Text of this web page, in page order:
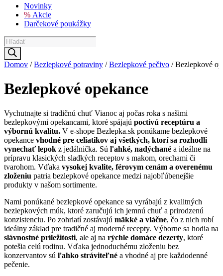
Novinky
% Akcie
Darčekové poukážky
Products
search
Domov /Bezlepkové potraviny /Bezlepkové pečivo / Bezlepkové
Bezlepkové opekance
Vychutnajte si tradičnú chuť Vianoc aj počas roka s našimi
bezlepkovými opekancami, ktoré spájajú poctivú receptúru a
výbornú kvalitu. V e-shope Bezlepka.sk ponúkame bezlepkové
opekance vhodné pre celiatikov aj všetkých, ktorí sa rozhodli
vynechať lepok z jedálnička. Sú ľahké, nadýchané a ideálne na
prípravu klasických sladkých receptov s makom, orechami či
tvarohom. Vďaka vysokej kvalite, férovym cenám a overenému
zloženiu patria bezlepkové opekance medzi najobľúbenejšie
produkty v našom sortimente.
Nami ponúkané bezlepkové opekance sa vyrábajú z kvalitných
bezlepkových múk, ktoré zaručujú ich jemnú chuť a prirodzenú
konzistenciu. Po zohriatí zostávajú mäkké a vláčne, čo z nich robí
ideálny základ pre tradičné aj moderné recepty. Výborne sa hodia na
slávnostné príležitosti, ale aj na rýchle domáce dezerty, ktoré
potešia celú rodinu. Vďaka jednoduchému zloženiu bez
konzervantov sú ľahko stráviteľné a vhodné aj pre každodenné
pečenie.